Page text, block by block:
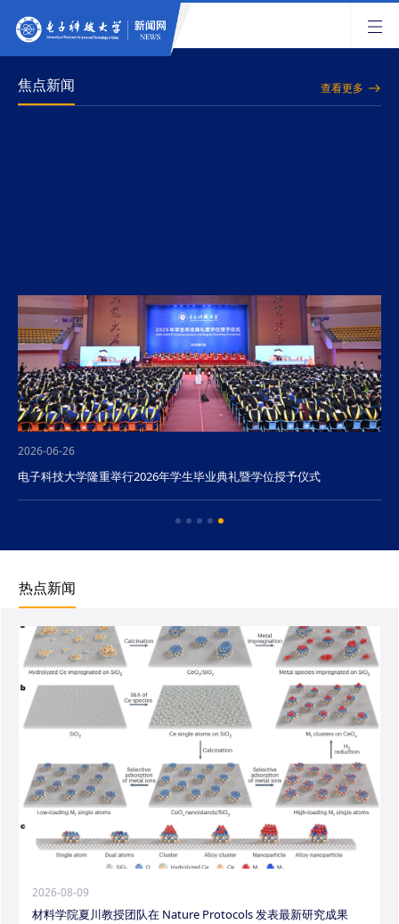
焦点新闻 查看更多
2026-06-26
电子科技大学隆重举行2026年学生毕业典礼暨学位授予仪式
热点新闻
2026-08-09
材料学院夏川教授团队在 Nature Protocols 发表最新研究成果